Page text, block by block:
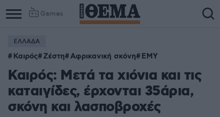
Games
ΕΛΛΑΔΑ
Καιρός Ζέστη Αφρικανική σκόνη ΕΜΥ
Καιρός: Μετά τα χιόνια και τις
καταιγίδες, έρχονται 35άρια,
σκόνη και λασποβροχές